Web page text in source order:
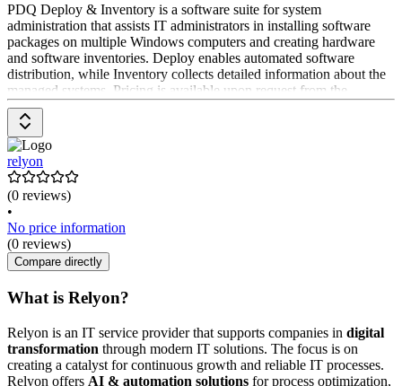
PDQ Deploy & Inventory is a software suite for system
administration that assists IT administrators in installing software
packages on multiple Windows computers and creating hardware
and software inventories. Deploy enables automated software
distribution, while Inventory collects detailed information about the
managed systems. Pricing is available upon request from the
provider.
relyon
(0 reviews)
•
No price information
(0 reviews)
Compare directly
What is Relyon?
Relyon is an IT service provider that supports companies in digital
transformation through modern IT solutions. The focus is on
creating a catalyst for continuous growth and reliable IT processes.
Relyon offers AI & automation solutions for process optimization,